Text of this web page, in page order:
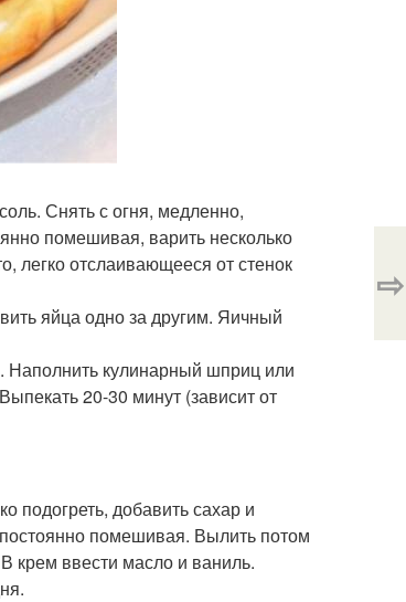
Снять с огня, медленно,
помешивая, варить несколько
легко отслаивающееся от стенок
яйца одно за другим. Яичный
Наполнить кулинарный шприц или
20-30 минут (зависит от
подогреть, добавить сахар и
помешивая. Вылить потом
крем ввести масло и ваниль.
⇨